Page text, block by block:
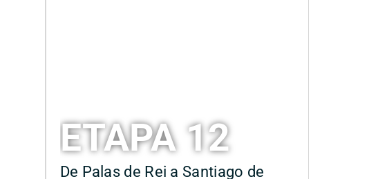
ETAPA 12
De Palas de Rei a Santiago de